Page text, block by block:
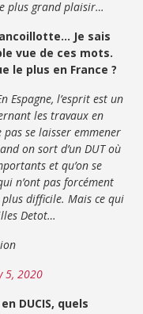
plus grand plaisir…
Je sais
vue de ces mots.
le plus en France ?
Espagne, l’esprit est un
les travaux en
se laisser emmener
on sort d’un DUT où
et qu’on se
n’ont pas forcément
plus difficile. Mais ce qui
Detot…
5, 2020
DUCIS, quels